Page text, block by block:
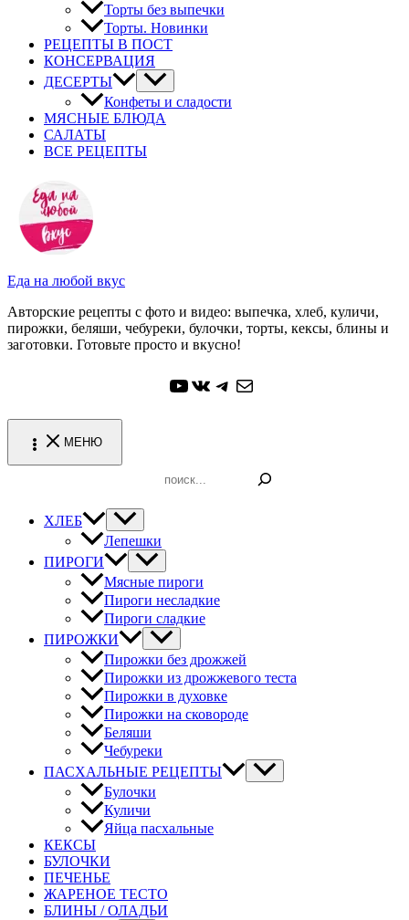
Торты без выпечки
Торты. Новинки
РЕЦЕПТЫ В ПОСТ
КОНСЕРВАЦИЯ
ДЕСЕРТЫ
Конфеты и сладости
МЯСНЫЕ БЛЮДА
САЛАТЫ
ВСЕ РЕЦЕПТЫ
Еда на любой вкус
Авторские рецепты с фото и видео: выпечка, хлеб, куличи,
пирожки, беляши, чебуреки, булочки, торты, кексы, блины и
заготовки. Готовьте просто и вкусно!
YouTube
ВКонтакте
Telegram
Почта
МЕНЮ
ХЛЕБ
Лепешки
ПИРОГИ
Мясные пироги
Пироги несладкие
Пироги сладкие
ПИРОЖКИ
Пирожки без дрожжей
Пирожки из дрожжевого теста
Пирожки в духовке
Пирожки на сковороде
Беляши
Чебуреки
ПАСХАЛЬНЫЕ РЕЦЕПТЫ
Булочки
Куличи
Яйца пасхальные
КЕКСЫ
БУЛОЧКИ
ПЕЧЕНЬЕ
ЖАРЕНОЕ ТЕСТО
БЛИНЫ / ОЛАДЬИ